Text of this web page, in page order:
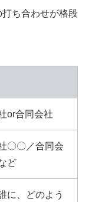
ち合わせが格段
or合同会社
〇〇／合同会
ど
に、どのよう